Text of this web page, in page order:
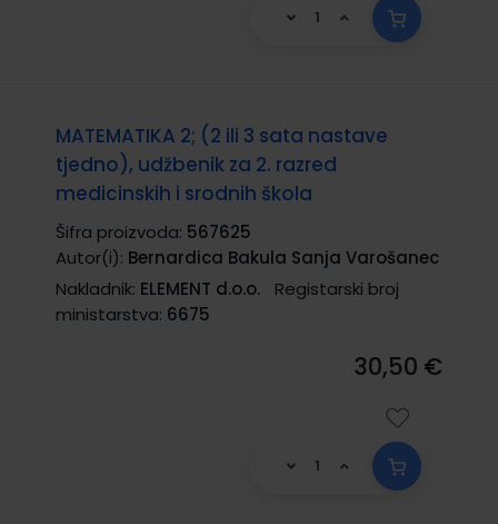
MATEMATIKA 2; (2 ili 3 sata nastave
tjedno), udžbenik za 2. razred
medicinskih i srodnih škola
Šifra proizvoda: 567625
Autor(i): Bernardica Bakula Sanja Varošanec
Nakladnik: ELEMENT d.o.o.
Registarski broj
ministarstva: 6675
30,50 €